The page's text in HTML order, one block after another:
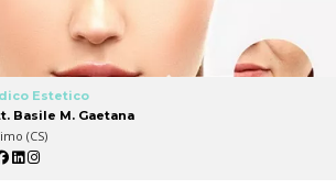
Estetico
Basile M. Gaetana
(CS)